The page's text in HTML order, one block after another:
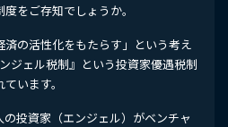
をご存知でしょうか。
済の活性化をもたらす」という考え
ジェル税制』という投資家優遇税制
います。
投資家（エンジェル）がベンチャ